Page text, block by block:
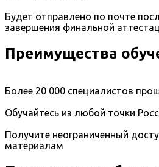
Будет отправлено по почте
завершения финальной
Преимущества
Более 20 000 специалистов
Обучайтесь из любой точки
Получите неограниченный
материалам